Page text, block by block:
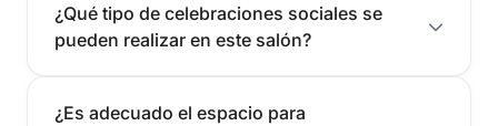
¿Qué tipo de celebraciones sociales se
pueden realizar en este salón?
¿Es adecuado el espacio para